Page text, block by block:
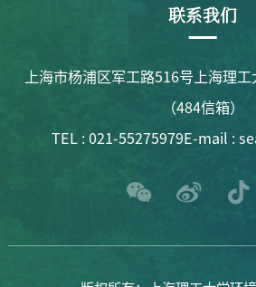
联系我们
上海市杨浦区军工路516号上海理
（484信箱）
TEL : 021-55275979E-mail :